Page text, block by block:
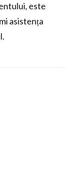
este
asistența